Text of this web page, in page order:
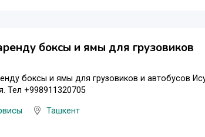
боксы и ямы для грузовиков
боксы и ямы для грузовиков и автобусов
Тел +998911320705
Ташкент